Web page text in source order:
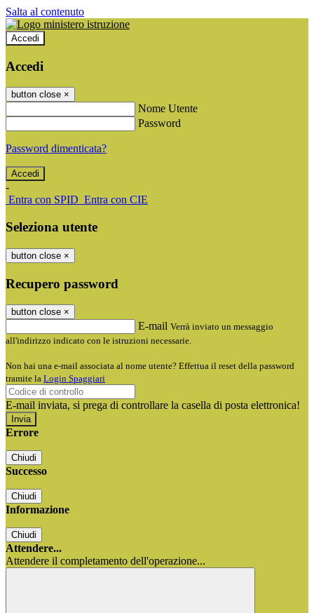
Salta al contenuto
Accedi
Accedi
button close ×
Nome Utente
Password
Password dimenticata?
-
Entra con SPID Entra con CIE
Seleziona utente
button close ×
Recupero password
button close ×
E-mail Verrà inviato un messaggio
all'indirizzo indicato con le istruzioni necessarie.
Non hai una e-mail associata al nome utente? Effettua il reset della password
tramite la Login Spaggiari
E-mail inviata, si prega di controllare la casella di posta elettronica!
Errore
Chiudi
Successo
Chiudi
Informazione
Chiudi
Attendere...
Attendere il completamento dell'operazione...